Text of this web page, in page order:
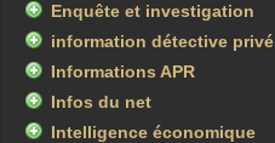
Enquête et investigation
information détective privé
Informations APR
Infos du net
Intelligence économique